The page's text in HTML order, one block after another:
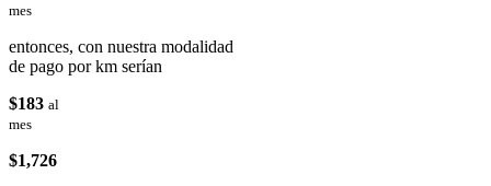
mes
entonces, con nuestra modalidad
de pago por km serían
$183 al
mes
$1,726